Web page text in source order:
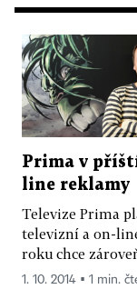
Prima v
line reklamy
Televize Prima
televizní a on-
roku chce
1. 10. 2014 ▪ 1 min.